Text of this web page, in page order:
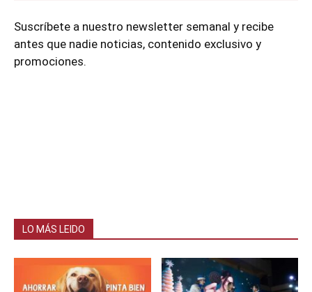
Suscríbete a nuestro newsletter semanal y recibe
antes que nadie noticias, contenido exclusivo y
promociones.
LO MÁS LEIDO